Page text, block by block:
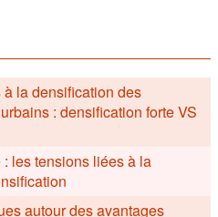
la densification des
: densification forte VS
: les tensions liées à la
autour des avantages